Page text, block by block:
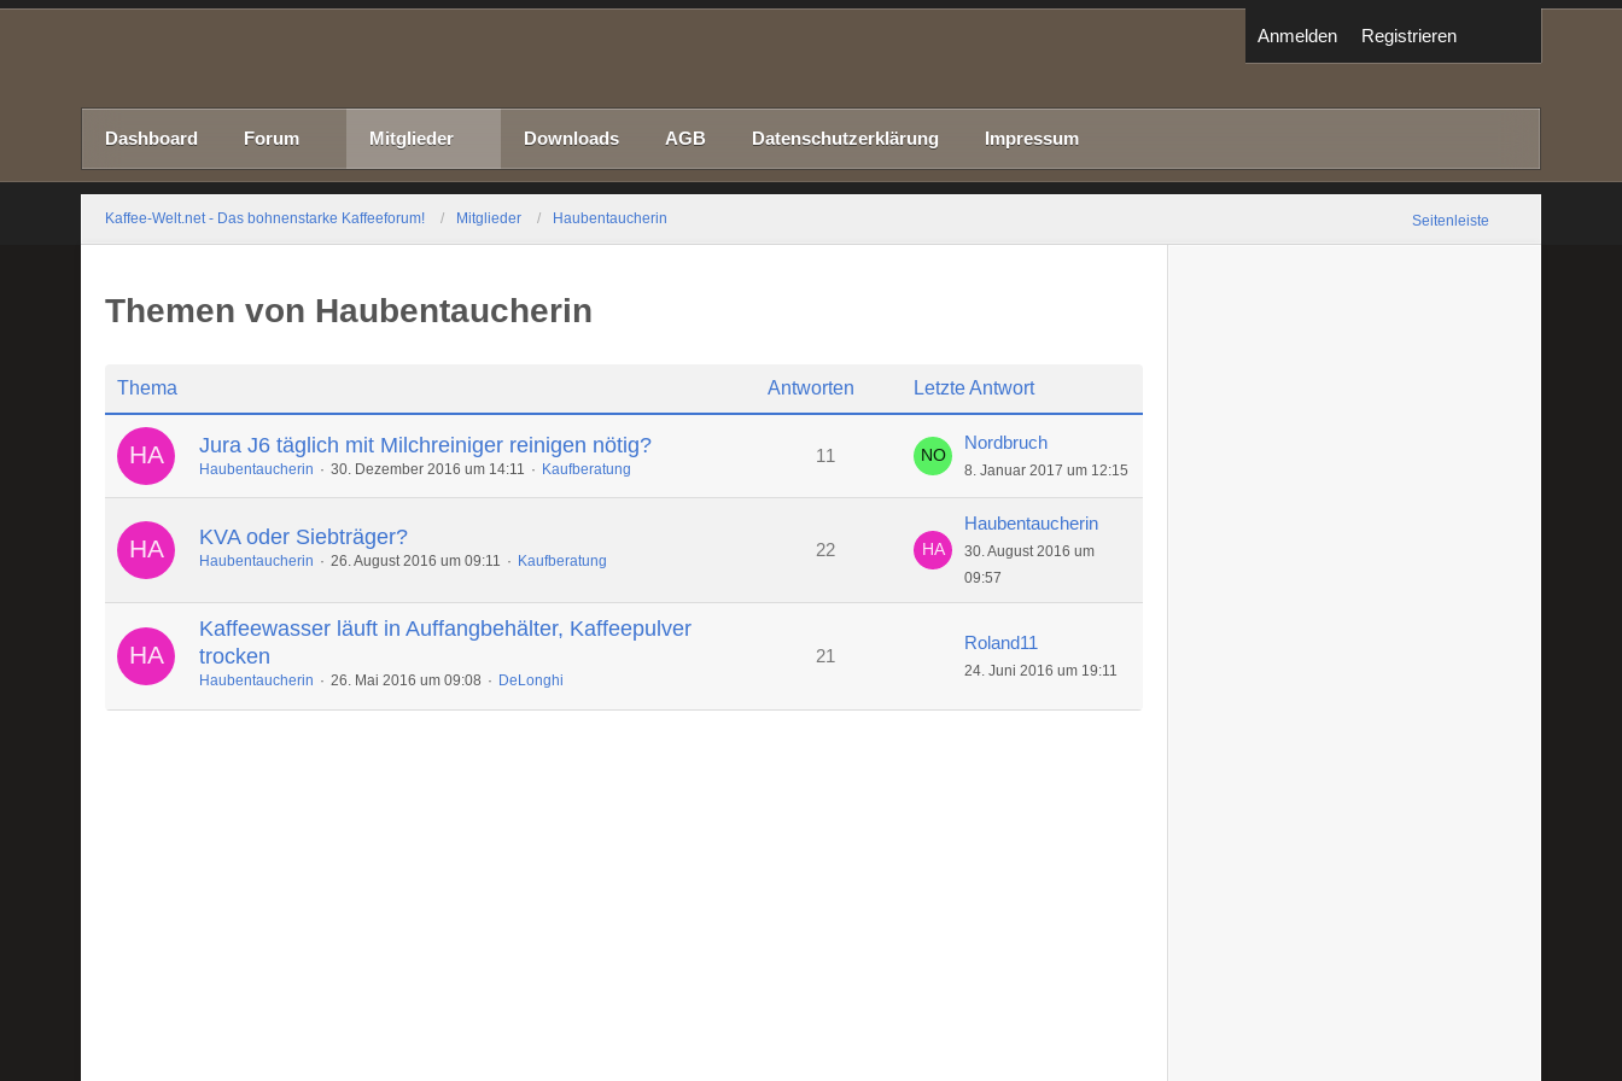
Anmelden Registrieren
Dashboard Forum Mitglieder Downloads AGB Datenschutzerklärung Impressum
Kaffee-Welt.net - Das bohnenstarke Kaffeeforum! Mitglieder Haubentaucherin Seitenleiste
Themen von Haubentaucherin
Thema Antworten Letzte Antwort
Jura J6 täglich mit Milchreiniger reinigen nötig?
Haubentaucherin 30. Dezember 2016 um 14:11 Kaufberatung
11
Nordbruch
8. Januar 2017 um 12:15
KVA oder Siebträger?
Haubentaucherin 26. August 2016 um 09:11 Kaufberatung
22
Haubentaucherin
30. August 2016 um
09:57
Kaffeewasser läuft in Auffangbehälter, Kaffeepulver
trocken
Haubentaucherin 26. Mai 2016 um 09:08 DeLonghi
21
Roland11
24. Juni 2016 um 19:11